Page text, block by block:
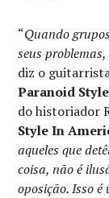
“Quando
seus
diz o
Paranoid
do historiador
Style In
aqueles que
coisa, não é
oposição. Isso